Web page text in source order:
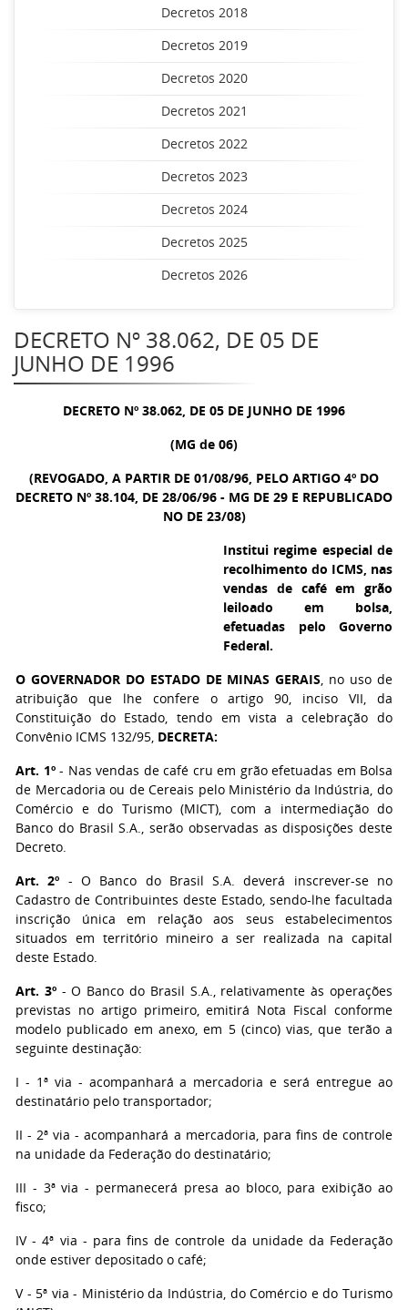
Decretos 2018
Decretos 2019
Decretos 2020
Decretos 2021
Decretos 2022
Decretos 2023
Decretos 2024
Decretos 2025
Decretos 2026
DECRETO Nº 38.062, DE 05 DE
JUNHO DE 1996
DECRETO Nº 38.062, DE 05 DE JUNHO DE 1996
(MG de 06)
(REVOGADO, A PARTIR DE 01/08/96, PELO ARTIGO 4º DO
DECRETO Nº 38.104, DE 28/06/96 - MG DE 29 E REPUBLICADO
NO DE 23/08)
Institui regime especial de
recolhimento do ICMS, nas
vendas de café em grão
leiloado em bolsa,
efetuadas pelo Governo
Federal.
O GOVERNADOR DO ESTADO DE MINAS GERAIS, no uso de
atribuição que lhe confere o artigo 90, inciso VII, da
Constituição do Estado, tendo em vista a celebração do
Convênio ICMS 132/95, DECRETA:
Art. 1º- Nas vendas de café cru em grão efetuadas em Bolsa
de Mercadoria ou de Cereais pelo Ministério da Indústria, do
Comércio e do Turismo (MICT), com a intermediação do
Banco do Brasil S.A., serão observadas as disposições deste
Decreto.
Art. 2º - O Banco do Brasil S.A. deverá inscrever-se no
Cadastro de Contribuintes deste Estado, sendo-lhe facultada
inscrição única em relação aos seus estabelecimentos
situados em território mineiro a ser realizada na capital
deste Estado.
Art. 3º- O Banco do Brasil S.A., relativamente às operações
previstas no artigo primeiro, emitirá Nota Fiscal conforme
modelo publicado em anexo, em 5 (cinco) vias, que terão a
seguinte destinação:
I - 1ª via - acompanhará a mercadoria e será entregue ao
destinatário pelo transportador;
II - 2ª via - acompanhará a mercadoria, para fins de controle
na unidade da Federação do destinatário;
III - 3ª via - permanecerá presa ao bloco, para exibição ao
fisco;
IV - 4ª via - para fins de controle da unidade da Federação
onde estiver depositado o café;
V - 5ª via - Ministério da Indústria, do Comércio e do Turismo